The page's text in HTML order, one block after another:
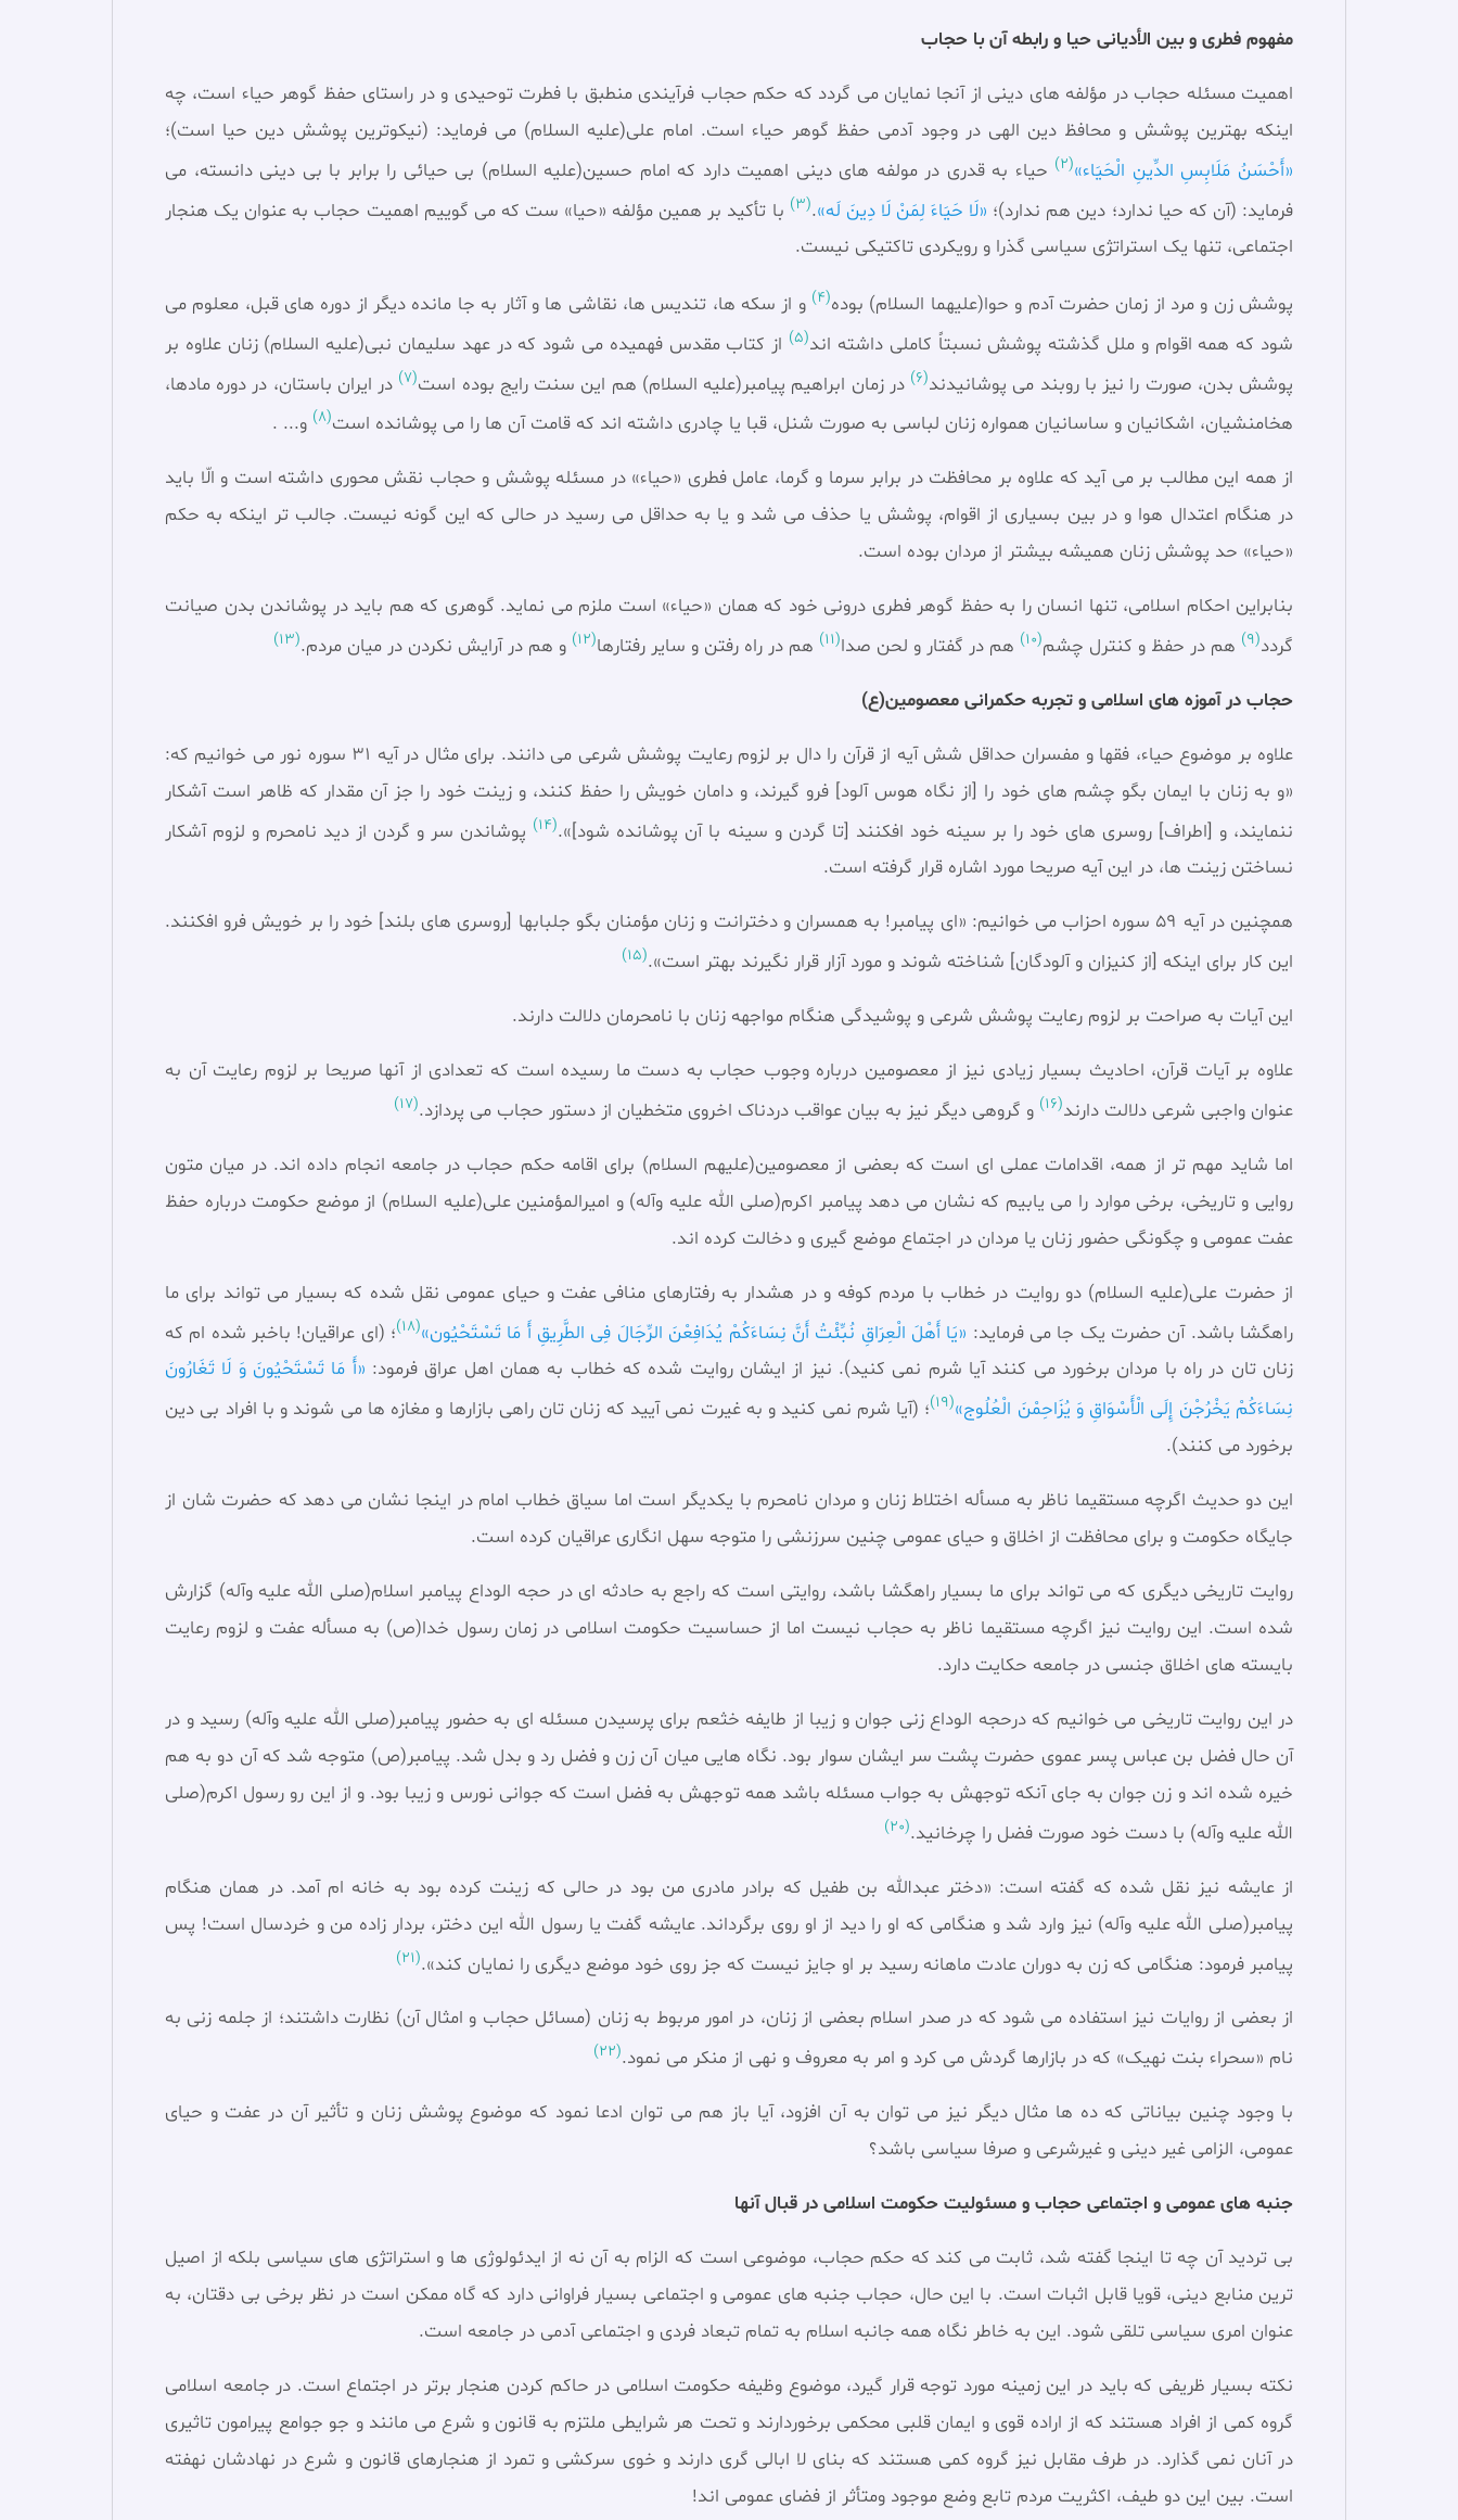
مفهوم فطری و بین الأدیانی حیا و رابطه آن با حجاب
اهمیت مسئله حجاب در مؤلفه های دینی از آنجا نمایان می گردد که حکم حجاب فرآیندی منطبق با فطرت توحیدی و در راستای حفظ گوهر حیاء است، چه
اینکه بهترین پوشش و محافظ دین الهی در وجود آدمی حفظ گوهر حیاء است. امام علی(علیه السلام) می فرماید: (نیكوترین پوشش دین حیا است)؛
«أَحْسَنُ مَلَابِسِ الدِّينِ الْحَيَاء»(2)
حیاء به قدری در مولفه های دینی اهمیت دارد که امام حسین(علیه السلام) بی حیائی را برابر با بی دینی دانسته، می
فرماید: (آن كه حیا ندارد؛ دین هم ندارد)؛ «لَا حَيَاءَ لِمَنْ لَا دِينَ لَه‏».
(3)
با تأکید بر همین مؤلفه «حیا» ست که می گوییم اهمیت حجاب به عنوان یک هنجار
اجتماعی، تنها یک استراتژی سياسی گذرا و رویکردی تاکتیکی نیست.
پوشش زن و مرد از زمان حضرت آدم و حوا(عليهما السلام) بوده(4)
و از سكه ها، تنديس ها، نقاشی ها و آثار به جا مانده ديگر از دوره های قبل، معلوم می
شود كه همه اقوام و ملل گذشته پوشش نسبتاً كاملی داشته اند(5)
از كتاب مقدس فهميده می شود كه در عهد سليمان نبی(عليه السلام) زنان علاوه بر
پوشش بدن، صورت را نيز با روبند می پوشانيدند(6) در زمان ابراهيم پيامبر(عليه السلام) هم اين سنت رايج بوده است(7)
در ايران باستان، در دوره مادها،
هخامنشيان، اشكانيان و ساسانيان همواره زنان لباسی به صورت شنل، قبا يا چادری داشته اند كه قامت آن ها را می پوشانده است(8) و... .
از همه این مطالب بر می آيد كه علاوه بر محافظت در برابر سرما و گرما، عامل فطری «حیاء» در مسئله پوشش و حجاب نقش محوری داشته است و الّا باید
در هنگام اعتدال هوا و در بين بسياری از اقوام، پوشش يا حذف می شد و يا به حداقل می رسيد در حالی که این گونه نیست. جالب تر اينكه به حکم
«حیاء» حد پوشش زنان هميشه بيشتر از مردان بوده است.
بنابراین احکام اسلامی، تنها انسان را به حفظ گوهر فطری درونی خود که همان «حیاء» است ملزم می نماید. گوهری که هم بايد در پوشاندن بدن صیانت
گردد(9) هم در حفظ و كنترل چشم(10) هم در گفتار و لحن صدا(11) هم در راه رفتن و ساير رفتارها(12) و هم در آرايش نكردن در ميان مردم.(13)
حجاب در آموزه های اسلامی و تجربه حکمرانی معصومین(ع)
علاوه بر موضوع حیاء، فقها و مفسران حداقل شش آیه از قرآن را دال بر لزوم رعایت پوشش شرعی می دانند. برای مثال در آیه 31 سوره نور می خوانیم که:
«و به زنان با ايمان بگو چشم هاى خود را [از نگاه هوس ‏آلود] فرو گيرند، و دامان خويش را حفظ كنند، و زينت خود را جز آن مقدار كه ظاهر است آشكار
ننمايند، و [اطراف] روسرى‏ هاى خود را بر سينه خود افكنند [تا گردن و سينه با آن پوشانده شود]».(14)
پوشاندن سر و گردن از دید نامحرم و لزوم آشکار
نساختن زینت ها، در این آیه صریحا مورد اشاره قرار گرفته است.
همچنین در آیه 59 سوره احزاب می خوانیم: «اى پيامبر! به همسران و دخترانت و زنان مؤمنان بگو جلبابها [روسرى‏ هاى بلند] خود را بر خويش فرو افكنند.
اين كار براى اينكه [از كنيزان و آلودگان] شناخته شوند و مورد آزار قرار نگيرند بهتر است».(15)
این آیات به صراحت بر لزوم رعایت پوشش شرعی و پوشیدگی هنگام مواجهه زنان با نامحرمان دلالت دارند.
علاوه بر آیات قرآن، احادیث بسیار زیادی نیز از معصومین درباره وجوب حجاب به دست ما رسیده است که تعدادی از آنها صریحا بر لزوم رعایت آن به
عنوان واجبی شرعی دلالت دارند(16) و گروهی دیگر نیز به بیان عواقب دردناک اخروی متخطیان از دستور حجاب می پردازد.(17)
اما شاید مهم تر از همه، اقدامات عملی ای است که بعضی از معصومین(علیهم السلام) برای اقامه حکم حجاب در جامعه انجام داده اند. در میان متون
روایی و تاریخی، برخی موارد را می یابیم که نشان می دهد پیامبر اکرم(صلی الله علیه وآله) و امیرالمؤمنین علی(علیه السلام) از موضع حکومت درباره حفظ
عفت عمومی و چگونگی حضور زنان یا مردان در اجتماع موضع گیری و دخالت کرده اند.
از حضرت علی(علیه السلام) دو روایت در خطاب با مردم کوفه و در هشدار به رفتارهای منافی عفت و حیای عمومی نقل شده که بسیار می تواند برای ما
راهگشا باشد. آن حضرت یک جا می فرماید: «يَا أَهْلَ الْعِرَاقِ نُبِّئْتُ أَنَّ نِسَاءَكُمْ يُدَافِعْنَ الرِّجَالَ فِی الطَّرِيقِ أَ مَا تَسْتَحْيُون‏»(18)
؛ (ای عراقیان! باخبر شده ام که
زنان تان در راه با مردان برخورد می کنند آیا شرم نمی کنید). نیز از ایشان روایت شده که خطاب به همان اهل عراق فرمود: «أَ مَا تَسْتَحْيُونَ وَ لَا تَغَارُونَ
نِسَاءَكُمْ يَخْرُجْنَ إِلَى الْأَسْوَاقِ وَ يُزَاحِمْنَ الْعُلُوج‏»(19)
؛ (آیا شرم نمی کنید و به غیرت نمی آیید که زنان تان راهی بازارها و مغازه ها می شوند و با افراد بی دین
برخورد می کنند).
این دو حدیث اگرچه مستقیما ناظر به مسأله اختلاط زنان و مردان نامحرم با یکدیگر است اما سیاق خطاب امام در اینجا نشان می ‌دهد که حضرت شان از
جایگاه حکومت و برای محافظت از اخلاق و حیای عمومی چنین سرزنشی را متوجه سهل انگاری عراقیان کرده است.
روایت تاریخی دیگری که می تواند برای ما بسیار راهگشا باشد، روایتی است که راجع به حادثه ای در حجه الوداع پیامبر اسلام(صلی الله علیه وآله) گزارش
شده است. این روایت نیز اگرچه مستقیما ناظر به حجاب نیست اما از حساسیت حکومت اسلامی در زمان رسول خدا(ص) به مسأله عفت و لزوم رعایت
بایسته های اخلاق جنسی در جامعه حکایت دارد.
در این روایت تاریخی می خوانیم که درحجه الوداع زنی جوان و زیبا از طایفه خثعم برای پرسیدن مسئله ای به حضور پیامبر(صلی الله علیه وآله) رسید و در
آن حال فضل بن عباس پسر عموی حضرت پشت سر ایشان سوار بود. نگاه هایی میان آن زن و فضل رد و بدل شد. پیامبر(ص) متوجه شد که آن دو به هم
خیره شده اند و زن جوان به جای آنکه توجهش به جواب مسئله باشد همه توجهش به فضل است که جوانی نورس و زیبا بود. و از این رو رسول اکرم(صلی
الله علیه وآله) با دست خود صورت فضل را چرخانید.(20)
از عایشه نیز نقل شده که گفته است: «دختر عبدالله بن طفیل که برادر مادرى من بود در حالى که زینت کرده بود به خانه ام آمد. در همان هنگام
پیامبر(صلی الله علیه وآله) نیز وارد شد و هنگامى که او را دید از او روى برگرداند. عایشه گفت یا رسول الله این دختر، بردار زاده من و خردسال است! پس
پیامبر فرمود: هنگامى که زن به دوران عادت ماهانه رسید بر او جایز نیست که جز روى خود موضع دیگرى را نمایان کند».(21)
از بعضى از روايات نیز استفاده مى شود كه در صدر اسلام بعضى از زنان، در امور مربوط به زنان (مسائل حجاب‏ و امثال آن) نظارت داشتند؛ از جلمه زنى به
نام‏ «سحراء بنت نهیک» كه در بازارها گردش مى كرد و امر به معروف‏ و نهى از منكر مى نمود.(22)
با وجود چنین بیاناتی که ده ها مثال دیگر نیز می توان به آن افزود، آیا باز هم می توان ادعا نمود که موضوع پوشش زنان و تأثیر آن در عفت و حیای
عمومی، الزامی غیر دینی و غیرشرعی و صرفا سیاسی باشد؟
جنبه های عمومی و اجتماعی حجاب و مسئولیت حکومت اسلامی در قبال آنها
بی تردید آن چه تا اینجا گفته شد، ثابت می کند که حکم حجاب، موضوعی است که الزام به آن نه از ایدئولوژی ها و استراتژی های سیاسی بلکه از اصیل
ترین منابع دینی، قویا قابل اثبات است. با این حال، حجاب جنبه های عمومی و اجتماعی بسیار فراوانی دارد که گاه ممکن است در نظر برخی بی دقتان، به
عنوان امری سیاسی تلقی شود. این به خاطر نگاه همه جانبه اسلام به تمام تبعاد فردی و اجتماعی آدمی در جامعه است.
نکته بسیار ظریفی که باید در این زمینه مورد توجه قرار گیرد، موضوع وظیفه حکومت اسلامی در حاکم کردن هنجار برتر در اجتماع است. در جامعه اسلامی
گروه کمی از افراد هستند که از اراده قوی و ايمان قلبی محکمی برخوردارند و تحت هر شرايطی ملتزم به قانون و شرع می مانند و جو جوامع پيرامون تاثيری
در آنان نمی گذارد. در طرف مقابل نيز گروه کمی هستند که بنای لا ابالی گری دارند و خوی سرکشی و تمرد از هنجارهای قانون و شرع در نهادشان نهفته
است. بين اين دو طيف، اکثريت مردم تابع وضع موجود ومتأثر از فضای عمومی اند!